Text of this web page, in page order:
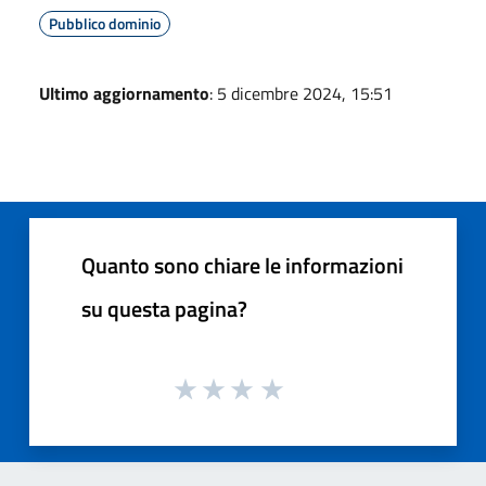
Pubblico dominio
Ultimo aggiornamento: 5 dicembre 2024, 15:51
Quanto sono chiare le informazioni
su questa pagina?